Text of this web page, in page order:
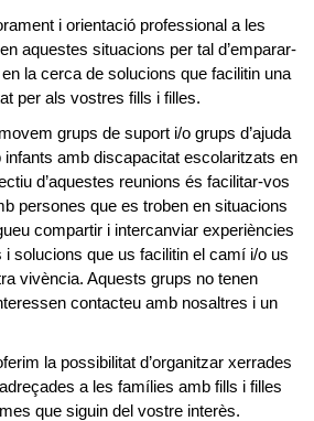
i orientació professional a les
aquestes situacions per tal d’emparar-
la cerca de solucions que facilitin una
per als vostres fills i filles.
grups de suport i/o grups d’ajuda
amb discapacitat escolaritzats en
d’aquestes reunions és facilitar-vos
persones que es troben en situacions
compartir i intercanviar experiències
i solucions que us facilitin el camí i/o us
vivència. Aquests grups no tenen
contacteu amb nosaltres i un
la possibilitat d’organitzar xerrades
adreçades a les famílies amb fills i filles
que siguin del vostre interès.